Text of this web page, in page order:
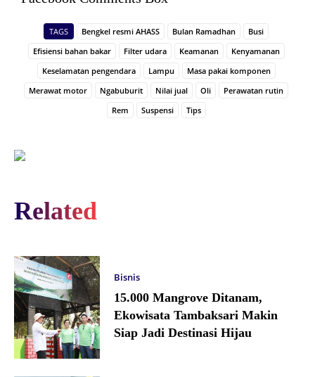
Related
Bisnis
15.000 Mangrove Ditanam,
Ekowisata Tambaksari Makin
Siap Jadi Destinasi Hijau
TAGS Bengkel resmi AHASS Bulan Ramadhan
Busi
Efisiensi bahan bakar
Filter udara Keamanan
Kenyamanan
Keselamatan pengendara
Lampu
Masa pakai komponen
Merawat motor
Ngabuburit Nilai jual Oli
Perawatan rutin
Rem
Suspensi Tips